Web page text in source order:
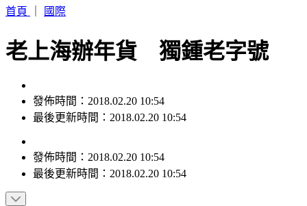
首頁
國際
老上海辦年貨 獨鍾老字號
發佈時間：2018.02.20 10:54
最後更新時間：2018.02.20 10:54
發佈時間： 2018.02.20 10:54
最後更新時間： 2018.02.20 10:54